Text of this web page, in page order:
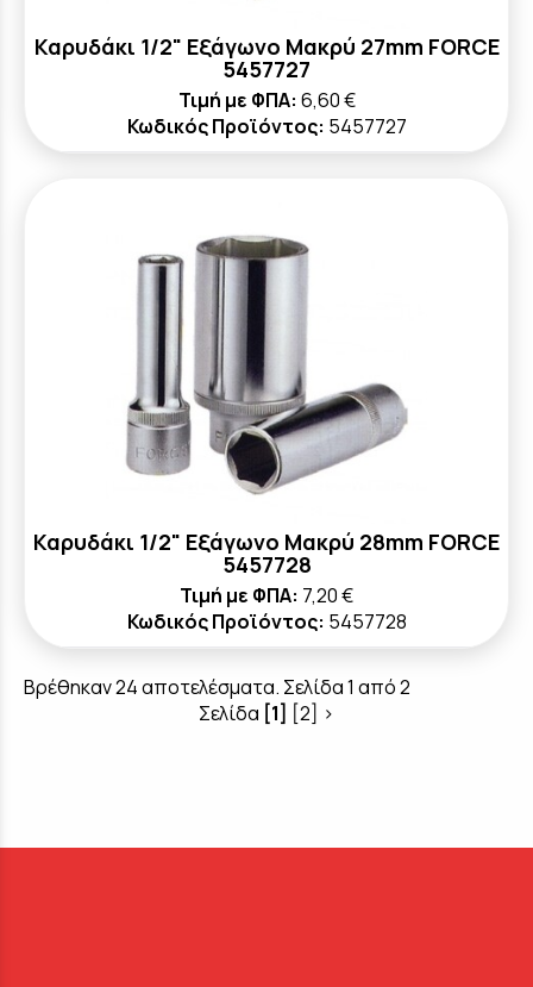
Καρυδάκι 1/2" Εξάγωνο Μακρύ 27mm FORCE
5457727
Τιμή με ΦΠΑ: 6,60 €
Κωδικός Προϊόντος: 5457727
Καρυδάκι 1/2" Εξάγωνο Μακρύ 28mm FORCE
5457728
Τιμή με ΦΠΑ: 7,20 €
Κωδικός Προϊόντος: 5457728
Βρέθηκαν 24 αποτελέσματα. Σελίδα 1 από 2
Σελίδα [1] [2] >